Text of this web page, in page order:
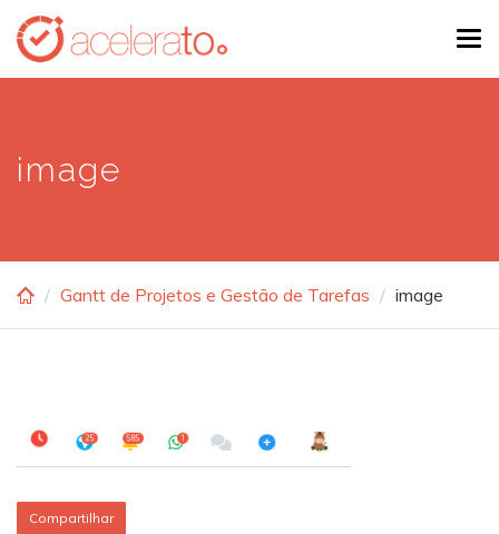
Skip
main
image
Gantt de Projetos e Gestão de Tarefas image
Compartilhar